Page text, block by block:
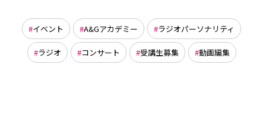
イベント A&Gアカデミー ラジオパーソナリティ
ラジオ コンサート 受講生募集 動画編集